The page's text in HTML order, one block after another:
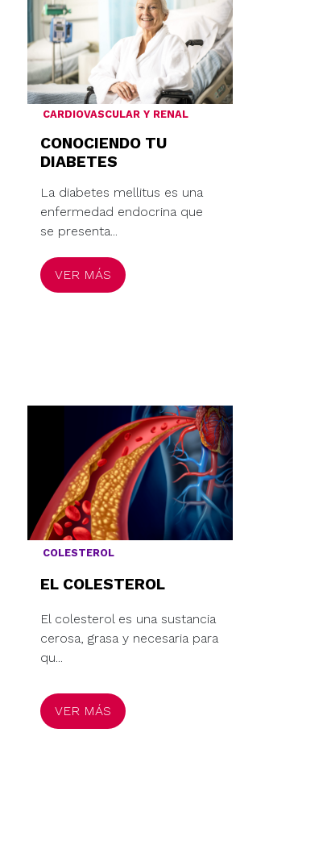
CARDIOVASCULAR Y RENAL
CONOCIENDO TU
DIABETES
La diabetes mellitus es una
enfermedad endocrina que
se presenta...
VER MÁS
COLESTEROL
EL COLESTEROL
El colesterol es una sustancia
cerosa, grasa y necesaria para
qu...
VER MÁS